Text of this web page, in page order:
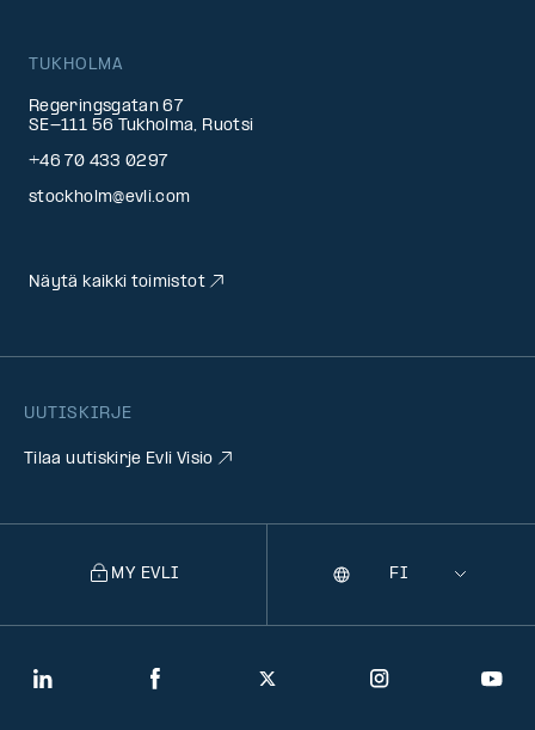
UUTISKIRJE
Tilaa uutiskirje Evli Visio
TUKHOLMA
Regeringsgatan 67
SE-111 56 Tukholma, Ruotsi
+46 70 433 0297
stockholm@evli.com
Näytä kaikki toimistot
LinkedIn Facebook Twitter Instagram
MY EVLI
Selecting
Kieli